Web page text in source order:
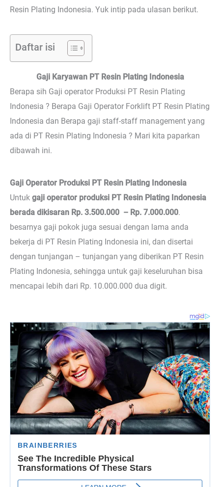
Resin Plating Indonesia. Yuk intip pada ulasan berikut.
Daftar isi
Gaji Karyawan PT Resin Plating Indonesia
Berapa sih Gaji operator Produksi PT Resin Plating
Indonesia ? Berapa Gaji Operator Forklift PT Resin Plating
Indonesia dan Berapa gaji staff-staff management yang
ada di PT Resin Plating Indonesia ? Mari kita paparkan
dibawah ini.
Gaji Operator Produksi PT Resin Plating Indonesia
Untuk gaji operator produksi PT Resin Plating Indonesia
berada dikisaran Rp. 3.500.000 – Rp. 7.000.000.
besarnya gaji pokok juga sesuai dengan lama anda
bekerja di PT Resin Plating Indonesia ini, dan disertai
dengan tunjangan – tunjangan yang diberikan PT Resin
Plating Indonesia, sehingga untuk gaji keseluruhan bisa
mencapai lebih dari Rp. 10.000.000 dua digit.